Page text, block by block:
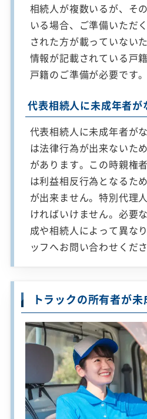
相続人が複数いるが、そ
いる場合、ご準備いただ
された方が載っていない
情報が記載されている戸
戸籍のご準備が必要です。
代表相続人に未成年者が
代表相続人に未成年者が
は法律行為が出来ないた
があります。この時親権
は利益相反行為となるた
が出来ません。特別代理
ければいけません。必要
成や相続人によって異な
ッフへお問い合わせくださ
トラックの所有者が